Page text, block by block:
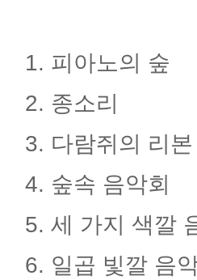
1. 피아노의 숲
2. 종소리
3. 다람쥐의 리본
4. 숲속 음악회
5. 세 가지 색깔
6. 일곱 빛깔 음